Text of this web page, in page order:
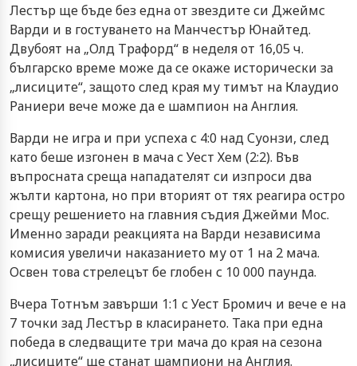
Лестър ще бъде без една от звездите си Джеймс
Варди и в гостуването на Манчестър Юнайтед.
Двубоят на „Олд Трафорд“ в неделя от 16,05 ч.
българско време може да се окаже исторически за
„лисиците“, защото след края му тимът на Клаудио
Раниери вече може да е шампион на Англия.
Варди не игра и при успеха с 4:0 над Суонзи, след
като беше изгонен в мача с Уест Хем (2:2). Във
въпросната среща нападателят си изпроси два
жълти картона, но при вторият от тях реагира остро
срещу решението на главния съдия Джейми Мос.
Именно заради реакцията на Варди независима
комисия увеличи наказанието му от 1 на 2 мача.
Освен това стрелецът бе глобен с 10 000 паунда.
Вчера Тотнъм завърши 1:1 с Уест Бромич и вече е на
7 точки зад Лестър в класирането. Така при една
победа в следващите три мача до края на сезона
„лисиците“ ще станат шампиони на Англия.